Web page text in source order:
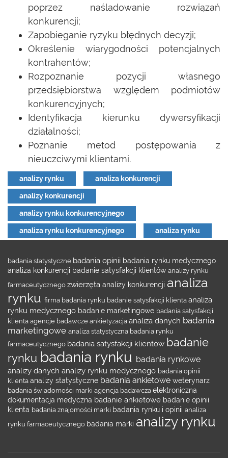
poprzez naśladowanie rozwiązań
konkurencji;
Zapobieganie ryzyku błędnych decyzji;
Określenie wiarygodności potencjalnych
kontrahentów;
Rozpoznanie pozycji własnego
przedsiębiorstwa względem podmiotów
konkurencyjnych;
Identyfikacja kierunku dywersyfikacji
działalności;
Poznanie metod postępowania z
nieuczciwymi klientami.
analizy rynku analiza konkurencji
analizy konkurencji
analizy rynku konkurencyjnego
analiza rynku konkurencyjnego analiza rynku
badania statystyczne badania opinii badania rynku medycznego
analiza konkurencji badanie satysfakcji klientów analizy rynku
farmaceutycznegozwierzęta analizy konkurencji analiza
rynku firma badania rynku badanie satysfakcji klientaanaliza
rynku medycznego badanie marketingowe badania satysfakcji
klientaagencje badawczeankietyzacjaanaliza danych badania
marketingowe analiza statystyczna badania rynku
farmaceutycznego badania satysfakcji klientów badanie
rynku badania rynku badania rynkowe
analizy danych analizy rynku medycznego badania opinii
klientaanalizy statystyczne badania ankietowe weterynarz
badania świadomości marki agencja badawczaelektroniczna
dokumentacja medyczna badanie ankietowe badanie opinii
klienta badania znajomości marki badania rynku i opinii analiza
rynku farmaceutycznego badania marki analizy rynku